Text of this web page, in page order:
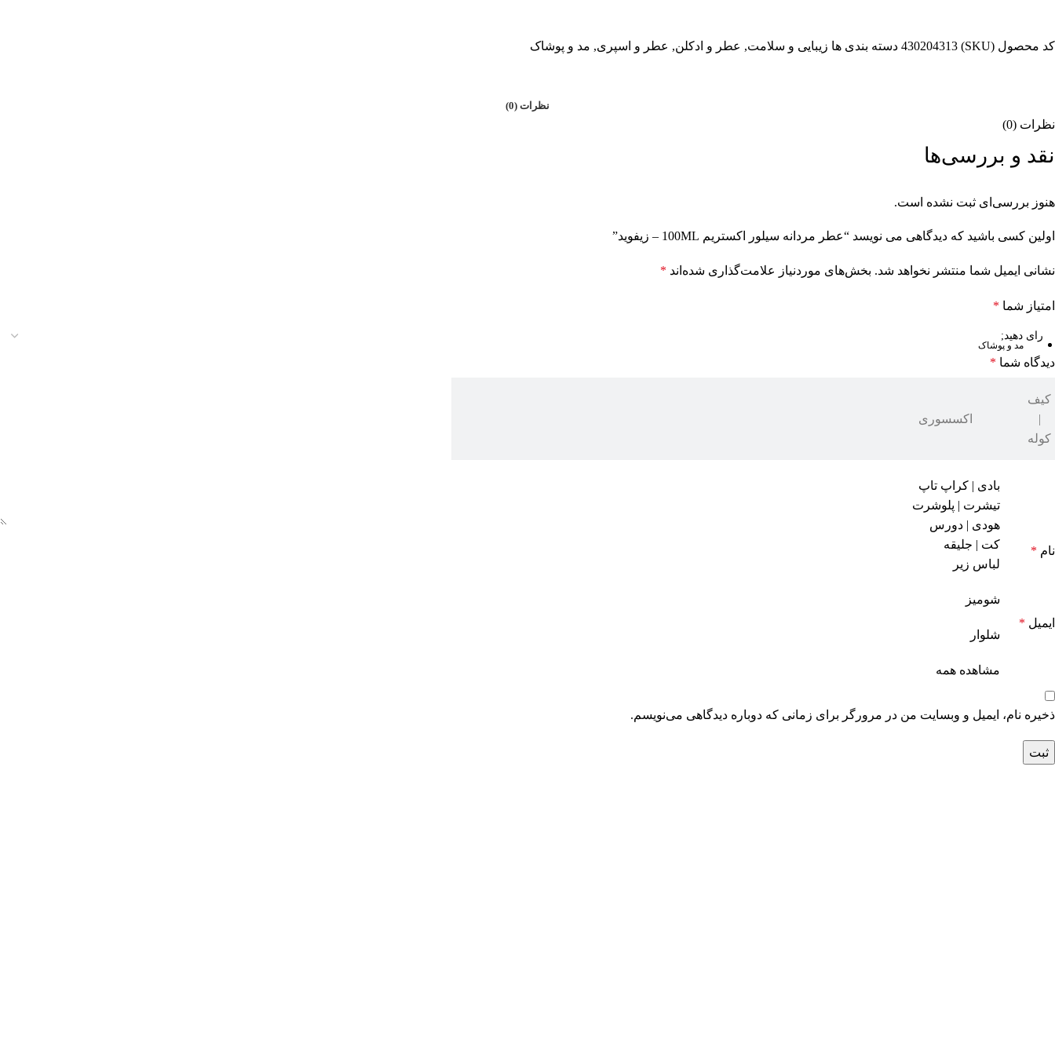
مد و پوشاک
کیف
|
کوله
اکسسوری
بادی | کراپ تاپ
تیشرت | پلوشرت
هودی | دورس
کت | جلیقه
لباس زیر
شومیز
شلوار
مشاهده همه
کد محصول (SKU) 430204313 دسته بندی ها زیبایی و سلامت, عطر و ادکلن, عطر و اسپری, مد و پوشاک
نظرات (0)
نظرات (0)
نقد و بررسی‌ها
هنوز بررسی‌ای ثبت نشده است.
اولین کسی باشید که دیدگاهی می نویسد “عطر مردانه سیلور اکستریم 100ML – زیفوید”
نشانی ایمیل شما منتشر نخواهد شد. بخش‌های موردنیاز علامت‌گذاری شده‌اند *
امتیاز شما *
دیدگاه شما *
نام *
ایمیل *
ذخیره نام، ایمیل و وبسایت من در مرورگر برای زمانی که دوباره دیدگاهی می‌نویسم.